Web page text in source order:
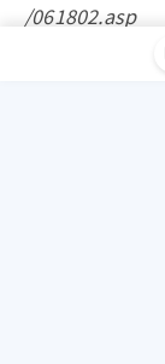
/061802.asp